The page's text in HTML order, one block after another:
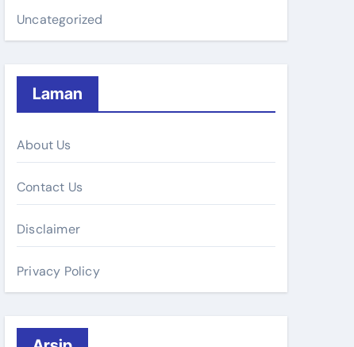
Uncategorized
Laman
About Us
Contact Us
Disclaimer
Privacy Policy